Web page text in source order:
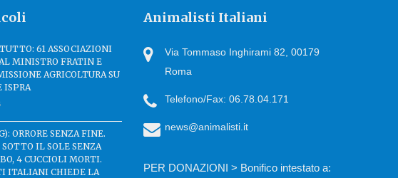
61 ASSOCIAZIONI
MINISTRO FRATIN E
AGRICOLTURA SU
ISPRA
ORRORE SENZA FINE.
IL SOLE SENZA
4 CUCCIOLI MORTI.
ITALIANI CHIEDE LA
Animalisti Italiani
Via Tommaso Inghirami 82, 00179
Roma
Telefono/Fax: 06.78.04.171
news@animalisti.it
PER DONAZIONI > Bonifico intestato a: